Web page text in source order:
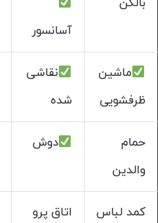
بالکن
آسانسور
ماشین
ظرفشویی
نقاشی
شده
حمام
والدین
دوش
کمد لباس اتاق پرو